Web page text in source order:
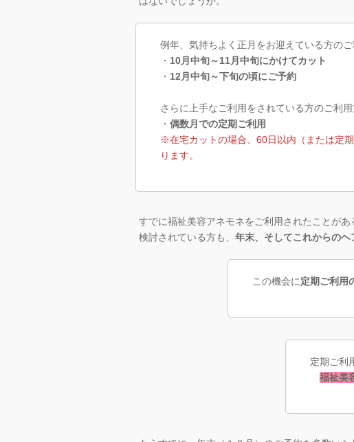
例年、気持ちよく正月をお迎えている方の
・ 10月中旬～11月中旬にかけてカット
・ 12月中旬～下旬の頃にご予約
さらに上手なご利用をされている方のご利用
・ 偶数月での定期ご利用
※在宅カットの場合、60日以内（または定
ります。
すでに福祉美容アネモネをご利用されたことが
検討されている方も、 年末、そしてこれからのヘ
この機会に定期ご利用
定期ご利
福祉美